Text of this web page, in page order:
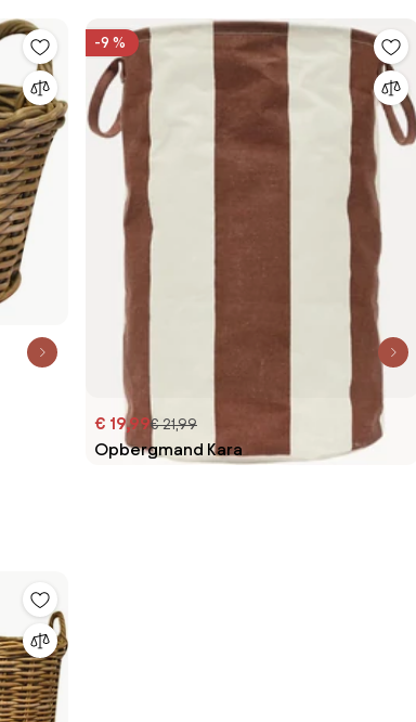
-9 %
€ 19,99€ 21,99
Opbergmand Kara